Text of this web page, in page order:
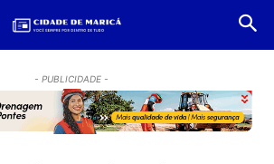
- PUBLICIDADE -